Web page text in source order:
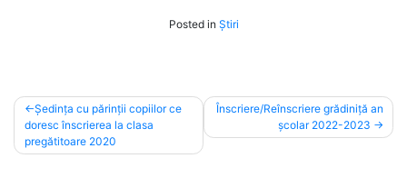
Posted in Știri
Navigare
în
articole
Ședința cu părinții copiilor ce
doresc înscrierea la clasa
pregătitoare 2020
Înscriere/Reînscriere grădiniță an
școlar 2022-2023